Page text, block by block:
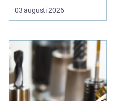
stressande och svårt.
Många hundägare i
uppgiften, av rädsla för
att klippa i pulpan eller
göra hunden illa.
Samtidigt påverkar för
långa klor hundens
kropp, rörels...
03 augusti 2026